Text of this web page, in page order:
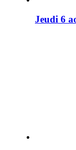
Jeudi 6